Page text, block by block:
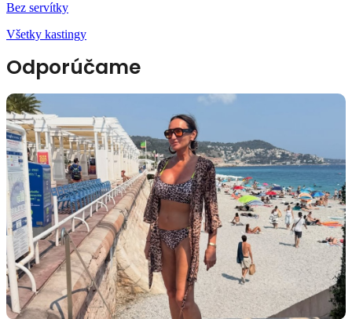
Bez servítky
Všetky kastingy
Odporúčame